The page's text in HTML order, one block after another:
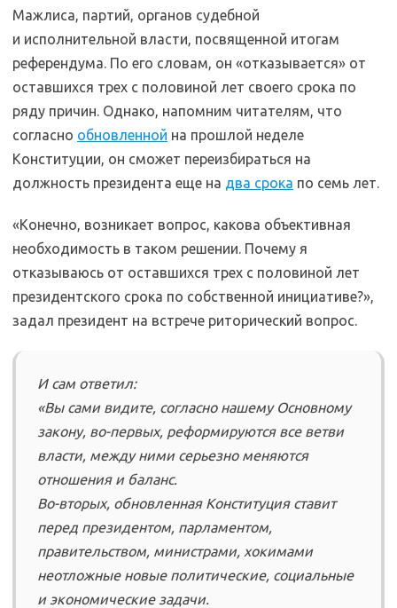
Мажлиса, партий, органов судебной
и исполнительной власти, посвященной итогам
референдума. По его словам, он «отказывается» от
оставшихся трех с половиной лет своего срока по
ряду причин. Однако, напомним читателям, что
согласно обновленной на прошлой неделе
Конституции, он сможет переизбираться на
должность президента еще на два срока по семь лет.
«Конечно, возникает вопрос, какова объективная
необходимость в таком решении. Почему я
отказываюсь от оставшихся трех с половиной лет
президентского срока по собственной инициативе?»,
задал президент на встрече риторический вопрос.
И сам ответил:
«Вы сами видите, согласно нашему Основному
закону, во-первых, реформируются все ветви
власти, между ними серьезно меняются
отношения и баланс.
Во-вторых, обновленная Конституция ставит
перед президентом, парламентом,
правительством, министрами, хокимами
неотложные новые политические, социальные
и экономические задачи.